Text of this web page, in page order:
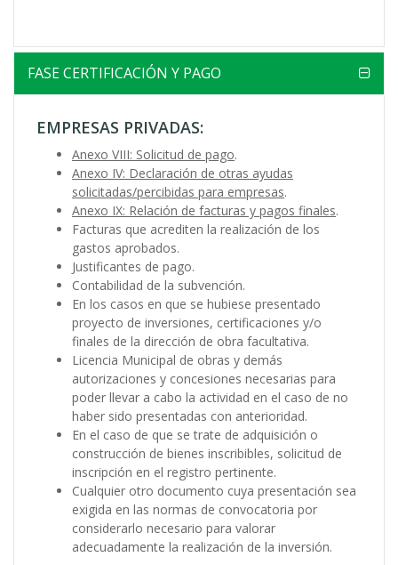
FASE CERTIFICACIÓN Y PAGO
EMPRESAS PRIVADAS:
Anexo VIII: Solicitud de pago.
Anexo IV: Declaración de otras ayudas
solicitadas/percibidas para empresas.
Anexo IX: Relación de facturas y pagos finales.
Facturas que acrediten la realización de los
gastos aprobados.
Justificantes de pago.
Contabilidad de la subvención.
En los casos en que se hubiese presentado
proyecto de inversiones, certificaciones y/o
finales de la dirección de obra facultativa.
Licencia Municipal de obras y demás
autorizaciones y concesiones necesarias para
poder llevar a cabo la actividad en el caso de no
haber sido presentadas con anterioridad.
En el caso de que se trate de adquisición o
construcción de bienes inscribibles, solicitud de
inscripción en el registro pertinente.
Cualquier otro documento cuya presentación sea
exigida en las normas de convocatoria por
considerarlo necesario para valorar
adecuadamente la realización de la inversión.